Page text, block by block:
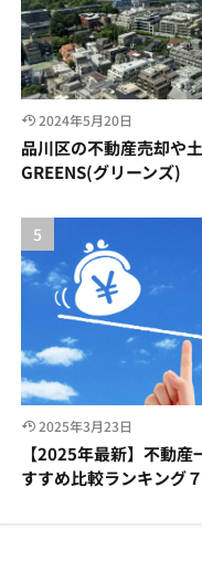
2024年5月20日
品川区の不動産売却や
GREENS(グリーンズ)
2025年3月23日
【2025年最新】不動
すすめ比較ランキング